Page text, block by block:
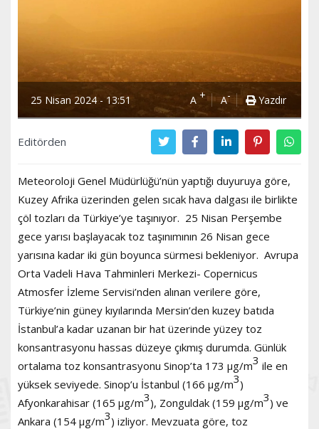
25 Nisan 2024 - 13:51 A + A- Yazdır
Editörden
Meteoroloji Genel Müdürlüğü’nün yaptığı duyuruya göre,
Kuzey Afrika üzerinden gelen sıcak hava dalgası ile birlikte
çöl tozları da Türkiye’ye taşınıyor. 25 Nisan Perşembe
gece yarısı başlayacak toz taşınımının 26 Nisan gece
yarısına kadar iki gün boyunca sürmesi bekleniyor. Avrupa
Orta Vadeli Hava Tahminleri Merkezi- Copernicus
Atmosfer İzleme Servisi’nden alınan verilere göre,
Türkiye’nin güney kıyılarında Mersin’den kuzey batıda
İstanbul’a kadar uzanan bir hat üzerinde yüzey toz
konsantrasyonu hassas düzeye çıkmış durumda. Günlük
ortalama toz konsantrasyonu Sinop’ta 173 µg/m3 ile en
yüksek seviyede. Sinop’u İstanbul (166 µg/m3)
Afyonkarahisar (165 µg/m3), Zonguldak (159 µg/m3) ve
Ankara (154 µg/m3) izliyor. Mevzuata göre, toz